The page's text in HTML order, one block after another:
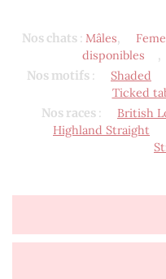
Nos chats: Mâles,
disponibles
,
Nos motifs : Shaded
Ticked
Nos races : British
Highland Straight